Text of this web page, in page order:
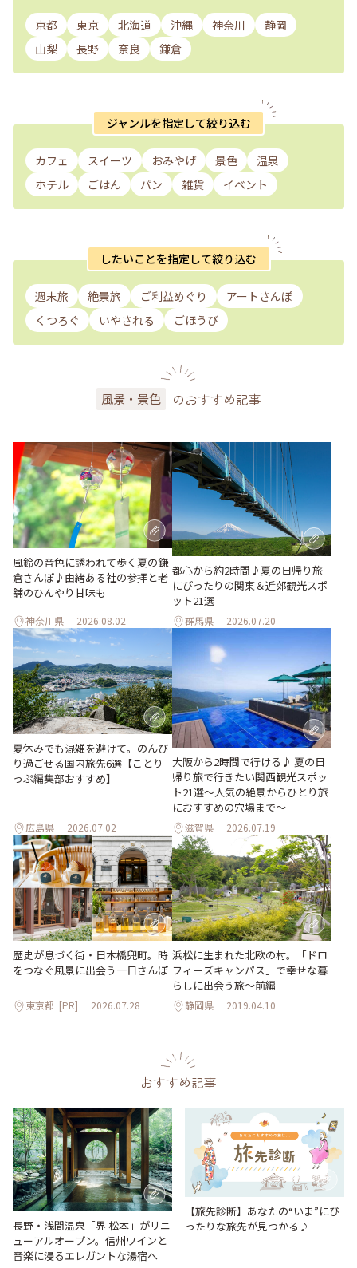
京都 東京 北海道 沖縄 神奈川
静岡
山梨
長野 奈良 鎌倉
ジャンルを指定して絞り込む
カフェ スイーツ おみやげ 景色
温泉
ホテル
ごはん パン 雑貨 イベント
したいことを指定して絞り込む
週末旅 絶景旅 ご利益めぐり
アートさんぽ
くつろぐ
いやされる ごほうび
風景・景色 のおすすめ記事
風鈴の音色に誘われて歩く夏の鎌
倉さんぽ♪由緒ある社の参拝と老
舗のひんやり甘味も
神奈川県 2026.08.02
都心から約2時間♪夏の日帰り旅
にぴったりの関東＆近郊観光スポ
ット21選
群馬県 2026.07.20
夏休みでも混雑を避けて。のんび
り過ごせる国内旅先6選【ことり
っぷ編集部おすすめ】
広島県 2026.07.02
大阪から2時間で行ける♪ 夏の日
帰り旅で行きたい関西観光スポッ
ト21選～人気の絶景からひとり旅
におすすめの穴場まで～
滋賀県 2026.07.19
歴史が息づく街・日本橋兜町。時
をつなぐ風景に出会う一日さんぽ
東京都 [PR] 2026.07.28
浜松に生まれた北欧の村。「ドロ
フィーズキャンパス」で幸せな暮
らしに出会う旅～前編
静岡県 2019.04.10
おすすめ記事
長野・浅間温泉「界 松本」がリニ
ューアルオープン。信州ワインと
音楽に浸るエレガントな湯宿へ
【旅先診断】あなたの“いま”にぴ
ったりな旅先が見つかる♪